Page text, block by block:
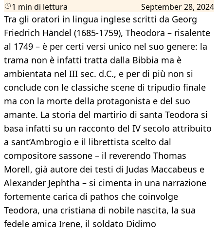
1 min di lettura September 28, 2024
Tra gli oratori in lingua inglese scritti da Georg
Friedrich Händel (1685-1759), Theodora – risalente
al 1749 – è per certi versi unico nel suo genere: la
trama non è infatti tratta dalla Bibbia ma è
ambientata nel III sec. d.C., e per di più non si
conclude con le classiche scene di tripudio finale
ma con la morte della protagonista e del suo
amante. La storia del martirio di santa Teodora si
basa infatti su un racconto del IV secolo attribuito
a sant’Ambrogio e il librettista scelto dal
compositore sassone – il reverendo Thomas
Morell, già autore dei testi di Judas Maccabeus e
Alexander Jephtha – si cimenta in una narrazione
fortemente carica di pathos che coinvolge
Teodora, una cristiana di nobile nascita, la sua
fedele amica Irene, il soldato Didimo